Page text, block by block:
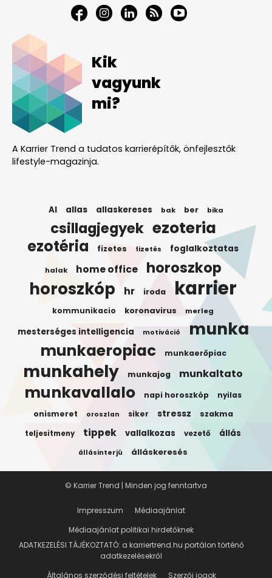
Kik
vagyunk
mi?
A Karrier Trend a tudatos karrierépítők, önfejlesztők
lifestyle-magazinja.
AI allas allaskereses bak ber bika
csillagjegyek ezoteria
ezotéria fizetes fizetés foglalkoztatas
halak home office horoszkop
horoszkóp hr iroda karrier
kommunikacio koronavirus merleg
mesterséges intelligencia motiváció munka
munkaeropiac munkaerőpiac
munkahely munkajog munkaltato
munkavallalo napi horoszkóp nyilas
onismeret oroszlan siker stressz szakma
teljesitmeny tippek vallalkozas vezető állás
állásinterjú álláskeresés
Impresszum
Médiaajánlat
Médiaajánlat politikai hirdetőknek
ADATKEZELÉSI TÁJÉKOZTATÓ: a karriertrend.hu portálon történő
adatkezelésekről
Általános szerződési feltételek
Szerzői jogok
© Karrier Trend | Minden jog fenntartva